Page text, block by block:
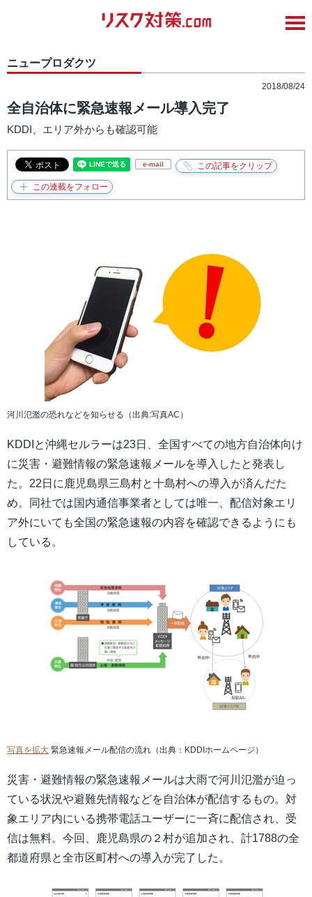
ニュープロダクツ
2018/08/24
全自治体に緊急速報メール導入完了
KDDI、エリア外からも確認可能
e-mail
河川氾濫の恐れなどを知らせる（出典:写真AC）
KDDIと沖縄セルラーは23日、全国すべての地方自治体向け
に災害・避難情報の緊急速報メールを導入したと発表し
た。22日に鹿児島県三島村と十島村への導入が済んだた
め。同社では国内通信事業者としては唯一、配信対象エリ
ア外にいても全国の緊急速報の内容を確認できるようにも
している。
写真を拡大 緊急速報メール配信の流れ（出典：KDDIホームページ）
災害・避難情報の緊急速報メールは大雨で河川氾濫が迫っ
ている状況や避難先情報などを自治体が配信するもの。対
象エリア内にいる携帯電話ユーザーに一斉に配信され、受
信は無料。今回、鹿児島県の２村が追加され、計1788の全
都道府県と全市区町村への導入が完了した。